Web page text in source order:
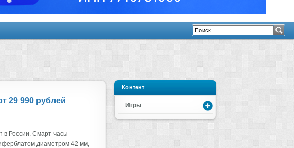
29 990 рублей
в России. Смарт-часы
диаметром 42 мм,
Контент
Игры